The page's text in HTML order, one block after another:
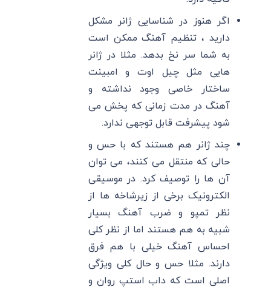
اگر هنوز در شناسایی ژانر مشکل
دارید ، تنظیم آهنگ ممکن است
به شما سر نخ بدهد. مثلا در ژانر
هایی مثل چیل اوت و امبینت
ساختار خاصی وجود نداشته و
آهنگ در مدت زمانی که پخش می
شود پیشرفت قابل توجهی ندارد.
چند ژانر هم هستند که با حس و
حالی که منتقل می کنند، می توان
آن ها را توصیف کرد. در موسیقی
الکترونیک برخی از زیرشاخه ها از
نظر تمپو و ضرب آهنگ بسیار
شبیه به هم هستند اما از نظر کلی
احساس آهنگ خیلی با هم فرق
دارند. مثلا حس و حال کلی ویژگی
اصلی است که داب استپ روان و